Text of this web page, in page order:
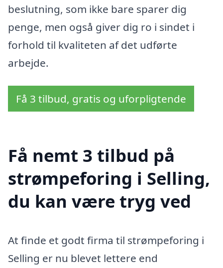
beslutning, som ikke bare sparer dig
penge, men også giver dig ro i sindet i
forhold til kvaliteten af det udførte
arbejde.
Få 3 tilbud, gratis og uforpligtende
Få nemt 3 tilbud på
strømpeforing i Selling,
du kan være tryg ved
At finde et godt firma til strømpeforing i
Selling er nu blevet lettere end